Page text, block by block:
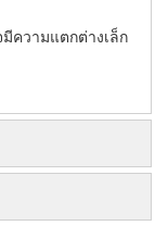
ความแตกต่างเล็ก